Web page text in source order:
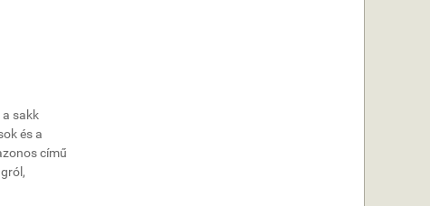
a sakk
és a
című